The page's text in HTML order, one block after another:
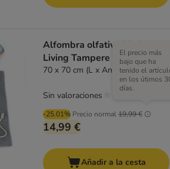
Alfombra olfativa Modern
Living Tampere
70 x 70 cm (L x An)
-25.01% Precio normal19,99 €
El precio más
bajo que ha
tenido el
en los útimos
días.
14,99 €
Sin valoraciones
Añadir a la cesta